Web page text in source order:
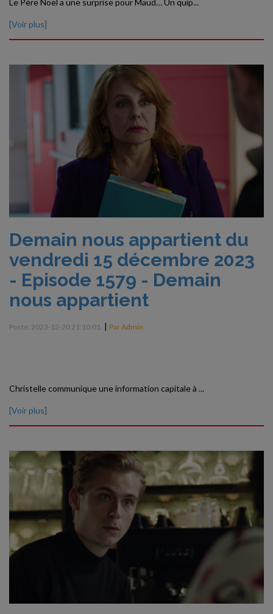
Le Père Noël a une surprise pour Maud… Un quip...
[Voir plus]
Demain nous appartient du
vendredi 15 décembre 2023
- Episode 1579 - Demain
nous appartient
Posté: 2023-12-20 21:10:01. | Par Admin
Christelle communique une information capitale à ...
[Voir plus]